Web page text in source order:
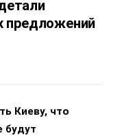
предложений
Киеву, что
будут